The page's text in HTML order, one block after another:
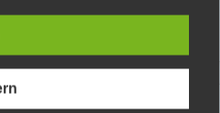
ist jederzeit
Mitteilung per E-Mail. Die
unberührt.
bei uns, bis Sie
zur Speicherung widerrufen